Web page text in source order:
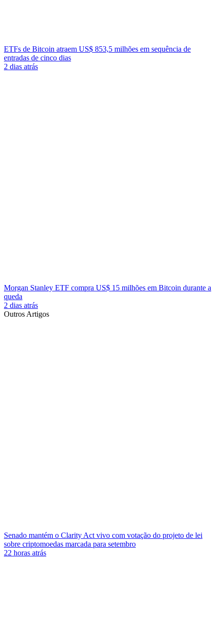
ETFs de Bitcoin atraem US$ 853,5 milhões em sequência de
entradas de cinco dias
2 dias atrás
Morgan Stanley ETF compra US$ 15 milhões em Bitcoin durante a
queda
2 dias atrás
Outros Artigos
Senado mantém o Clarity Act vivo com votação do projeto de lei
sobre criptomoedas marcada para setembro
22 horas atrás